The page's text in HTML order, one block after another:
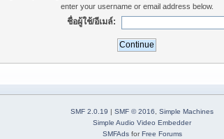
enter your username or email address below.
ชื่อผู้ใช้/อีเมล์:
SMF 2.0.19 | SMF © 2016
Simple Machines
Simple Audio Video Embedder
SMFAdsforFree Forums